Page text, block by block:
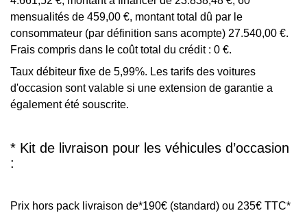
mensualités de 459,00 €, montant total dû par le
consommateur (par définition sans acompte) 27.540,00 €.
Frais compris dans le coût total du crédit : 0 €.
Taux débiteur fixe de 5,99%. Les tarifs des voitures
d'occasion sont valable si une extension de garantie a
également été souscrite.
* Kit de livraison pour les véhicules d’occasion
:
Prix hors pack livraison de*190€ (standard) ou 235€ TTC*